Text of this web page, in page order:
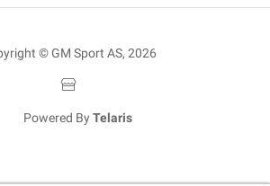
© GM Sport AS, 2026
Powered By Telaris